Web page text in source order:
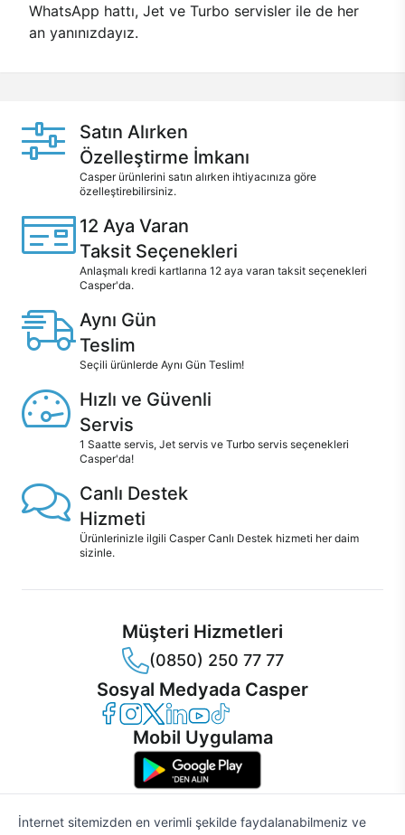
WhatsApp hattı, Jet ve Turbo servisler ile de her
an yanınızdayız.
Satın Alırken
Özelleştirme İmkanı
Casper ürünlerini satın alırken ihtiyacınıza göre
özelleştirebilirsiniz.
12 Aya Varan
Taksit Seçenekleri
Anlaşmalı kredi kartlarına 12 aya varan taksit seçenekleri
Casper'da.
Aynı Gün
Teslim
Seçili ürünlerde Aynı Gün Teslim!
Hızlı ve Güvenli
Servis
1 Saatte servis, Jet servis ve Turbo servis seçenekleri
Casper'da!
Canlı Destek
Hizmeti
Ürünlerinizle ilgili Casper Canlı Destek hizmeti her daim
sizinle.
Müşteri Hizmetleri
(0850) 250 77 77
Sosyal Medyada Casper
Casper Facebook
Casper Instagram
Casper Twitter
Casper LinkedIn
Casper YouTube
Casper TikTok
Mobil Uygulama
İnternet sitemizden en verimli şekilde faydalanabilmeniz ve